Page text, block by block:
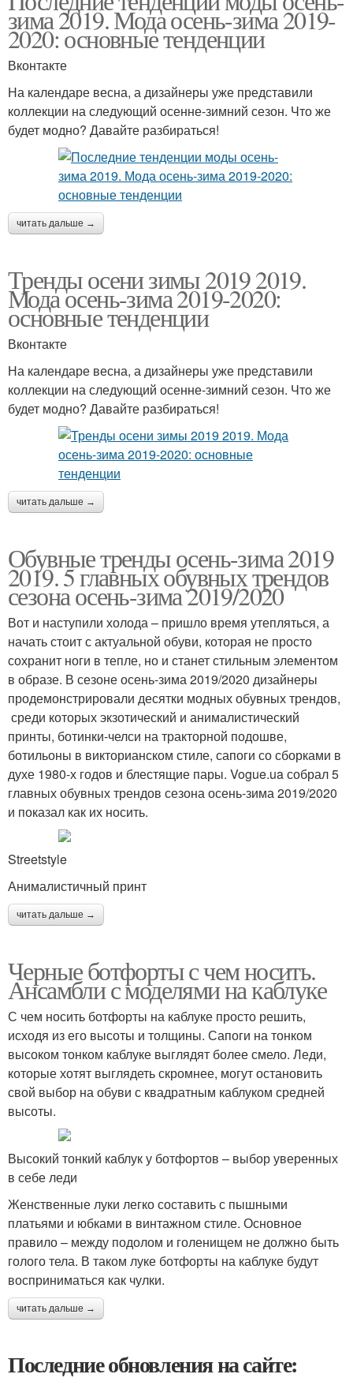
зима 2019. Мода осень-зима 2019-
2020: основные тенденции
Вконтакте
На календаре весна, а дизайнеры уже представили
коллекции на следующий осенне-зимний сезон. Что же
будет модно? Давайте разбираться!
читать дальше →
Тренды осени зимы 2019 2019.
Мода осень-зима 2019-2020:
основные тенденции
Вконтакте
На календаре весна, а дизайнеры уже представили
коллекции на следующий осенне-зимний сезон. Что же
будет модно? Давайте разбираться!
читать дальше →
Обувные тренды осень-зима 2019
2019. 5 главных обувных трендов
сезона осень-зима 2019/2020
Вот и наступили холода – пришло время утепляться, а
начать стоит с актуальной обуви, которая не просто
сохранит ноги в тепле, но и станет стильным элементом
в образе. В сезоне осень-зима 2019/2020 дизайнеры
продемонстрировали десятки модных обувных трендов,
среди которых экзотический и анималистический
принты, ботинки-челси на тракторной подошве,
ботильоны в викторианском стиле, сапоги со сборками в
духе 1980-х годов и блестящие пары. Vogue.ua собрал 5
главных обувных трендов сезона осень-зима 2019/2020
и показал как их носить.
Streetstyle
Анималистичный принт
читать дальше →
Черные ботфорты с чем носить.
Ансамбли с моделями на каблуке
С чем носить ботфорты на каблуке просто решить,
исходя из его высоты и толщины. Сапоги на тонком
высоком тонком каблуке выглядят более смело. Леди,
которые хотят выглядеть скромнее, могут остановить
свой выбор на обуви с квадратным каблуком средней
высоты.
Высокий тонкий каблук у ботфортов – выбор уверенных
в себе леди
Женственные луки легко составить с пышными
платьями и юбками в винтажном стиле. Основное
правило – между подолом и голенищем не должно быть
голого тела. В таком луке ботфорты на каблуке будут
восприниматься как чулки.
читать дальше →
Последние обновления на сайте: